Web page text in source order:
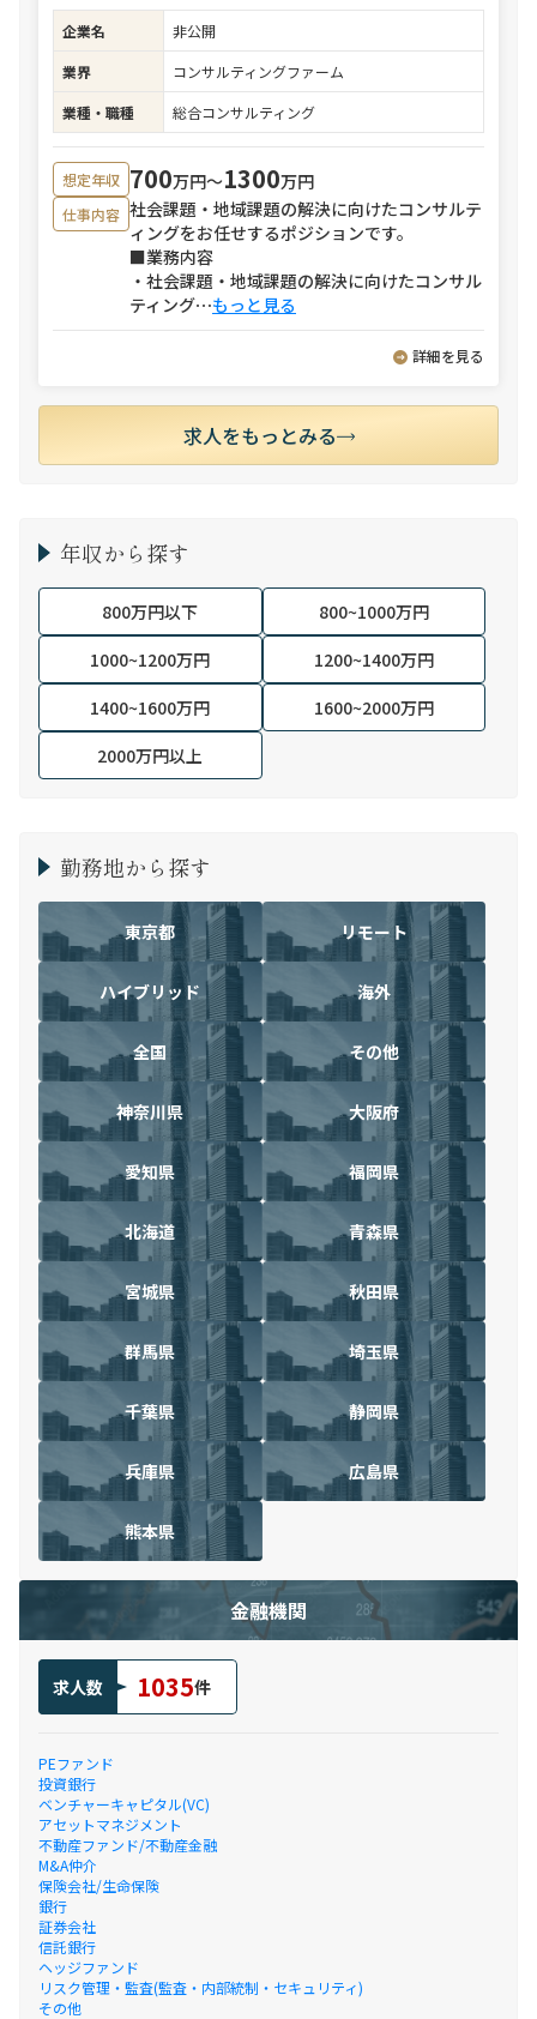
企業名
非公開
業界
コンサルティングファーム
業種・職種
総合コンサルティング
想定年収 700万円〜1300万円
仕事内容 社会課題・地域課題の解決に向けたコンサルテ
ィングをお任せするポジションです。
■業務内容
・社会課題・地域課題の解決に向けたコンサル
ティング⋯もっと見る
詳細を見る
求人をもっとみる
年収から探す
800万円以下
800~1000万円
1000~1200万円
1200~1400万円
1400~1600万円
1600~2000万円
2000万円以上
勤務地から探す
東京都 リモート
ハイブリッド 海外
全国 その他
神奈川県 大阪府
愛知県 福岡県
北海道 青森県
宮城県 秋田県
群馬県 埼玉県
千葉県 静岡県
兵庫県 広島県
熊本県
金融機関
求人数 1035件
PEファンド
投資銀行
ベンチャーキャピタル(VC)
アセットマネジメント
不動産ファンド/不動産金融
M&A仲介
保険会社/生命保険
銀行
証券会社
信託銀行
ヘッジファンド
リスク管理・監査(監査・内部統制・セキュリティ)
その他